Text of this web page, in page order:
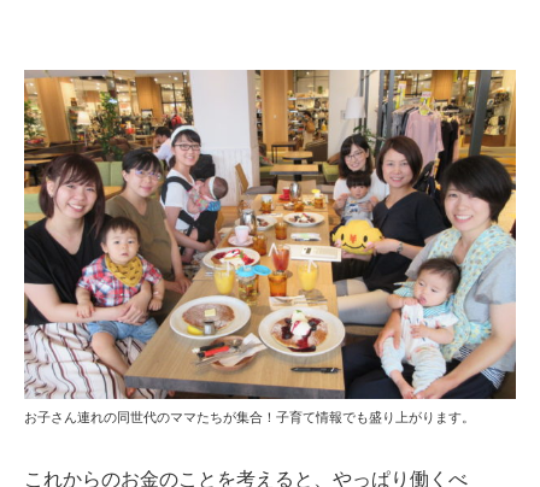
お子さん連れの同世代のママたちが集合！子育て情報でも盛り上がります。
これからのお金のことを考えると、やっぱり働くべ